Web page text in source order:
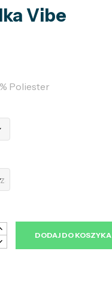
Vibe
Poliester
DODAJ DO KOSZYKA